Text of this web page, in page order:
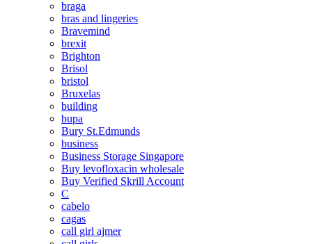
braga
bras and lingeries
Bravemind
brexit
Brighton
Brisol
bristol
Bruxelas
building
bupa
Bury St.Edmunds
business
Business Storage Singapore
Buy levofloxacin wholesale
Buy Verified Skrill Account
C
cabelo
cagas
call girl ajmer